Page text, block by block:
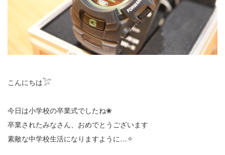
こんにちは𓅯
今日は小学校の卒業式でしたね❀
卒業されたみなさん、おめでとうございます
素敵な中学校生活になりますように…✧